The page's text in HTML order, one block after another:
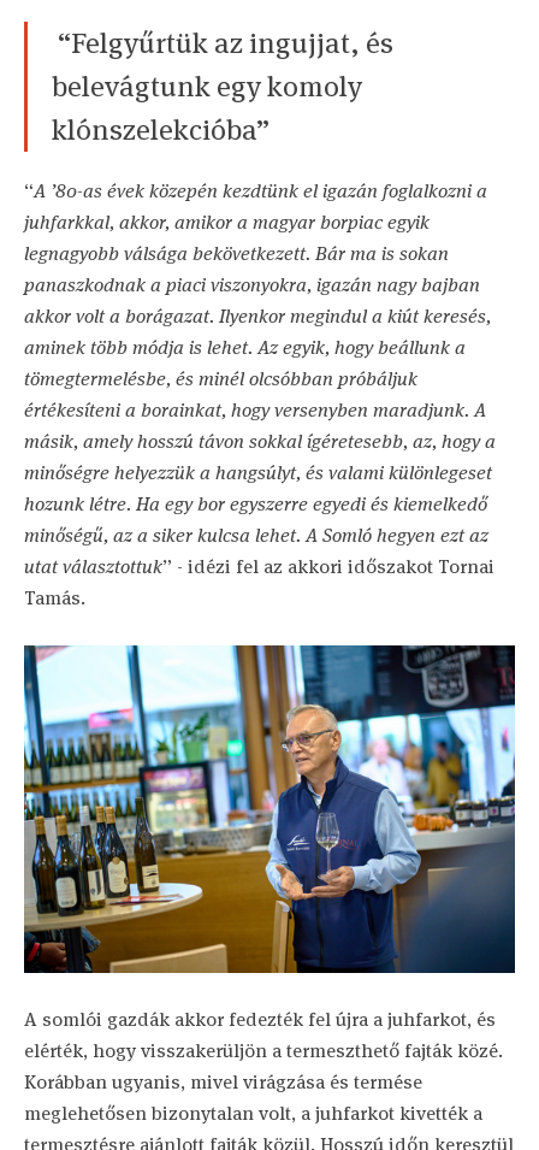
“Felgyűrtük az ingujjat, és
belevágtunk egy komoly
klónszelekcióba”
“A ’80-as évek közepén kezdtünk el igazán foglalkozni a
juhfarkkal, akkor, amikor a magyar borpiac egyik
legnagyobb válsága bekövetkezett. Bár ma is sokan
panaszkodnak a piaci viszonyokra, igazán nagy bajban
akkor volt a borágazat. Ilyenkor megindul a kiút keresés,
aminek több módja is lehet. Az egyik, hogy beállunk a
tömegtermelésbe, és minél olcsóbban próbáljuk
értékesíteni a borainkat, hogy versenyben maradjunk. A
másik, amely hosszú távon sokkal ígéretesebb, az, hogy a
minőségre helyezzük a hangsúlyt, és valami különlegeset
hozunk létre. Ha egy bor egyszerre egyedi és kiemelkedő
minőségű, az a siker kulcsa lehet. A Somló hegyen ezt az
utat választottuk” - idézi fel az akkori időszakot Tornai
Tamás.
A somlói gazdák akkor fedezték fel újra a juhfarkot, és
elérték, hogy visszakerüljön a termeszthető fajták közé.
Korábban ugyanis, mivel virágzása és termése
meglehetősen bizonytalan volt, a juhfarkot kivették a
termesztésre ajánlott fajták közül. Hosszú időn keresztül